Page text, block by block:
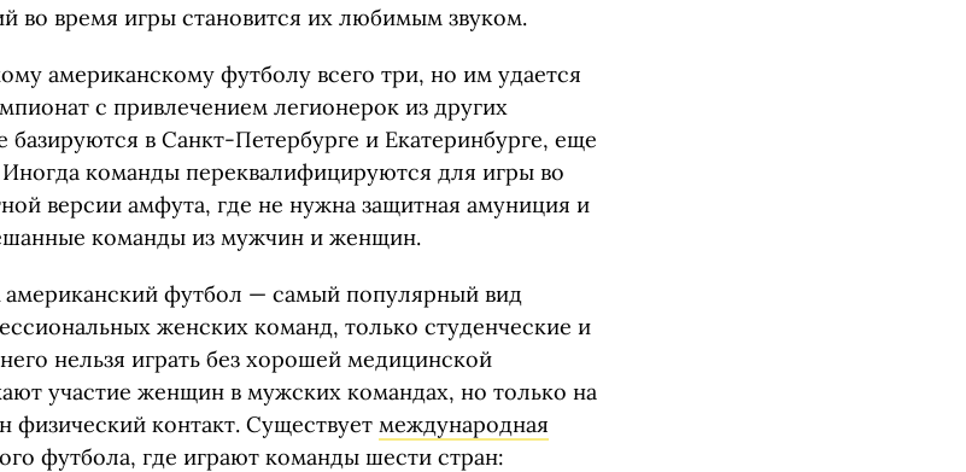
во время игры становится их любимым звуком.
американскому футболу всего три, но им удается
с привлечением легионерок из других
в Санкт-Петербурге и Екатеринбурге, еще
команды переквалифицируются для игры во
версии амфута, где не нужна защитная амуниция и
команды из мужчин и женщин.
футбол — самый популярный вид
женских команд, только студенческие и
нельзя играть без хорошей медицинской
участие женщин в мужских командах, но только на
физический контакт. Существует международная
футбола, где играют команды шести стран: